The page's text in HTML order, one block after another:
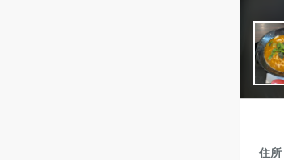
住所